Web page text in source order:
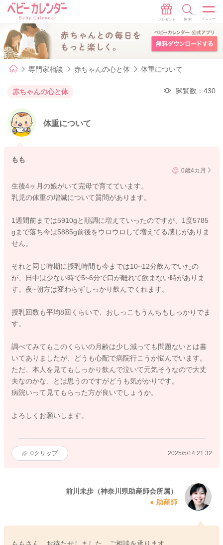
専門家相談 赤ちゃんの心と体 体重について
赤ちゃんの心と体 閲覧数：430
体重について
もも
0歳4カ月
生後4ヶ月の娘がいて完母で育てています。
乳児の体重の増減について質問があります。
1週間前までは5910gと順調に増えていったのですが、1度5785
gまで落ち今は5885g前後をウロウロして増えてる感じがありま
せん。
それと同じ時期に授乳時間も今までは10~12分飲んでいたの
が、日中は少ない時で5~6分で口が離れて飲まない時がありま
す。夜~朝方は変わらずしっかり飲んでくれます。
授乳回数も平均8回くらいで、おしっこもうんちもしっかりでま
す。
調べてみてもこのくらいの月齢は少し減っても問題ないとは書
いてありましたが、どうも心配で病院行こうか悩んでいます。
ただ、本人を見てもしっかり飲んで泣いて元気そうなので大丈
夫なのかな、とは思うのですがどうも気がかりです。
病院いって見てもらった方が良いでしょうか。
よろしくお願いします。
0クリップ 2025/5/14 21:32
前川未歩（神奈川県助産師会所属）
助産師
ももさん、お待たせしました。ご相談を承ります。